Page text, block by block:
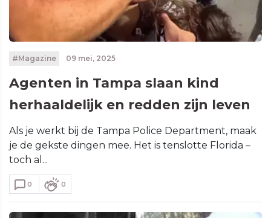
#Magazine 09 mei, 2025
Agenten in Tampa slaan kind
herhaaldelijk en redden zijn leven
Als je werkt bij de Tampa Police Department, maak
je de gekste dingen mee. Het is tenslotte Florida –
toch al...
0 0